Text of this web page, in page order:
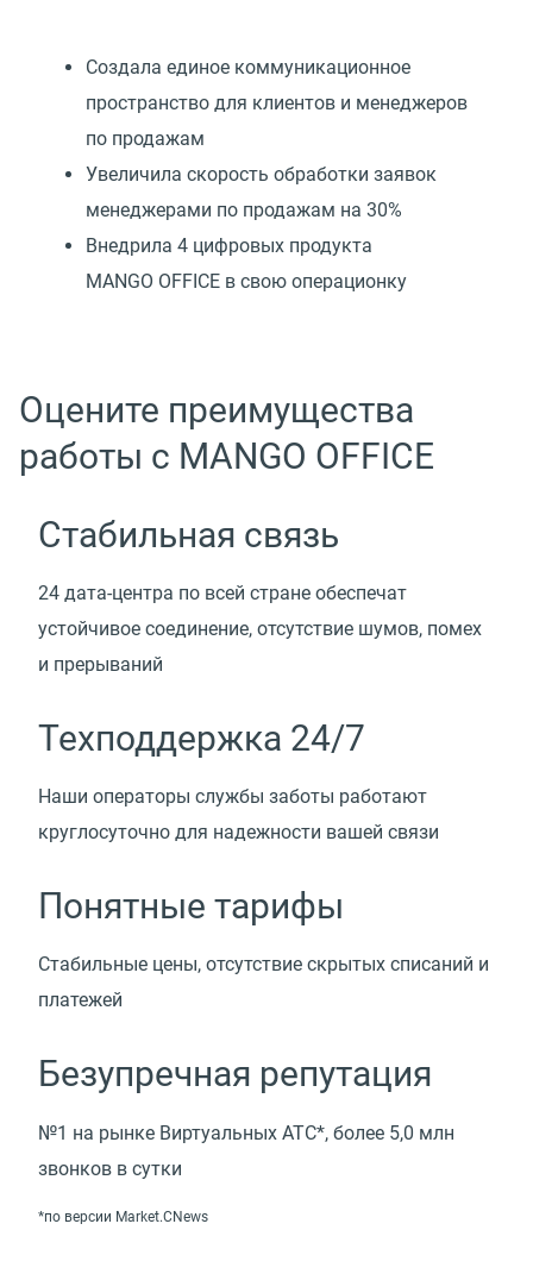
Создала единое коммуникационное
пространство для клиентов и менеджеров
по продажам
Увеличила скорость обработки заявок
менеджерами по продажам на 30%
Внедрила 4 цифровых продукта
MANGO OFFICE в свою операционку
Оцените преимущества
работы с MANGO OFFICE
Стабильная связь
24 дата-центра по всей стране обеспечат
устойчивое соединение, отсутствие шумов, помех
и прерываний
Техподдержка 24/7
Наши операторы службы заботы работают
круглосуточно для надежности вашей связи
Понятные тарифы
Стабильные цены, отсутствие скрытых списаний и
платежей
Безупречная репутация
№1 на рынке Виртуальных АТС*, более 5,0 млн
звонков в сутки
*по версии Market.CNews